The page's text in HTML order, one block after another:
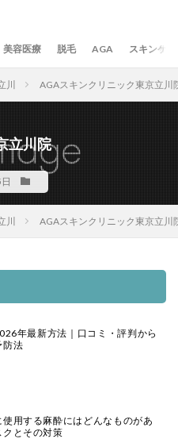
美容医療 脱毛 AGA スキンケア
川 AGAスキンクリニック東京立川
立川院
川 AGAスキンクリニック東京立川
年最新方法｜口コミ・評判から
防法
用する麻酔にはどんなものがあ
とその対策